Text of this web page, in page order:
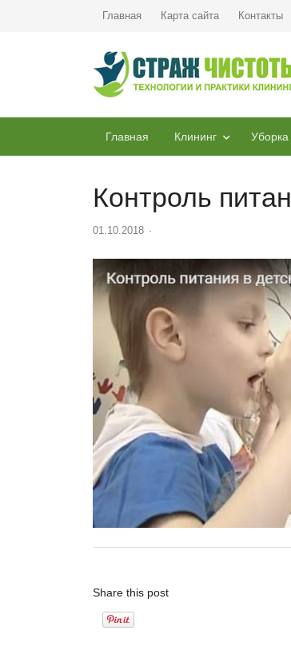
Главная Карта сайта Контакты
Главная Клининг Уборка
Контроль
01.10.2018
Share this post